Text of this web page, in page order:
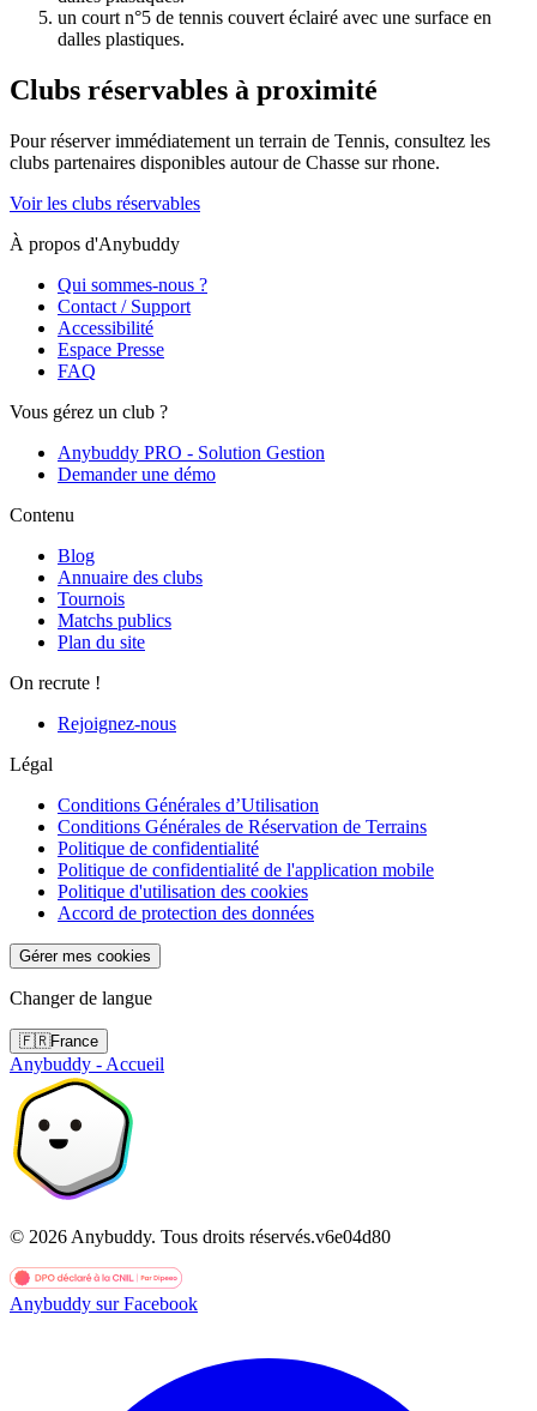
un court n°5 de tennis couvert éclairé avec une surface en
dalles plastiques.
Clubs réservables à proximité
Pour réserver immédiatement un terrain de Tennis, consultez les
clubs partenaires disponibles autour de Chasse sur rhone.
Voir les clubs réservables
À propos d'Anybuddy
Qui sommes-nous ?
Contact / Support
Accessibilité
Espace Presse
FAQ
Vous gérez un club ?
Anybuddy PRO - Solution Gestion
Demander une démo
Contenu
Blog
Annuaire des clubs
Tournois
Matchs publics
Plan du site
On recrute !
Rejoignez-nous
Légal
Conditions Générales d’Utilisation
Conditions Générales de Réservation de Terrains
Politique de confidentialité
Politique de confidentialité de l'application mobile
Politique d'utilisation des cookies
Accord de protection des données
Gérer mes cookies
Changer de langue
🇫🇷France
Anybuddy - Accueil
© 2026 Anybuddy. Tous droits réservés.v6e04d80
Anybuddy sur Facebook